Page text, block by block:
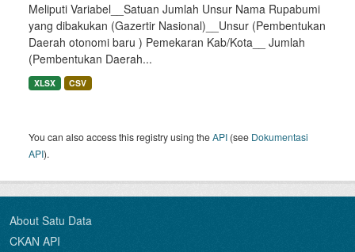
Meliputi Variabel__Satuan Jumlah Unsur Nama Rupabumi
yang dibakukan (Gazertir Nasional)__Unsur (Pembentukan
Daerah otonomi baru ) Pemekaran Kab/Kota__ Jumlah
(Pembentukan Daerah...
XLSX CSV
You can also access this registry using theAPI (see Dokumentasi
API).
About Satu Data
CKAN API